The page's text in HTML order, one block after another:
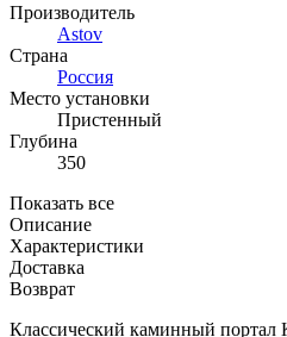
Производитель
Astov
Страна
Россия
Место установки
Пристенный
Глубина
350
Показать все
Описание
Характеристики
Доставка
Возврат
Классический каминный портал